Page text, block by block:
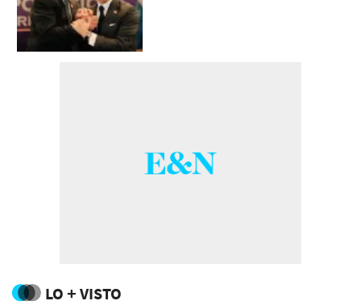
LO + VISTO